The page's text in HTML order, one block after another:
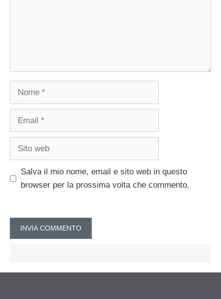
Nome
Email
Sito
Salva il mio nome, email e sito web in questo
browser per la prossima volta che commento.